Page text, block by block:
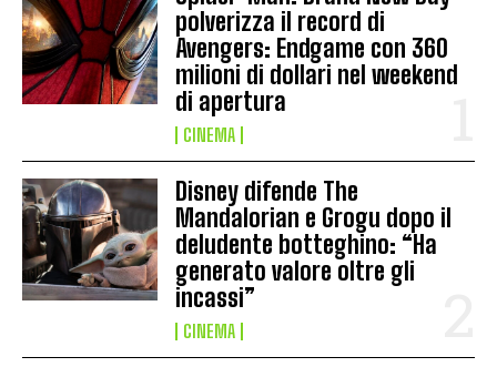
polverizza il record di
Avengers: Endgame con 360
milioni di dollari nel weekend
di apertura
CINEMA
Disney difende The
Mandalorian e Grogu dopo il
deludente botteghino: “Ha
generato valore oltre gli
incassi”
CINEMA